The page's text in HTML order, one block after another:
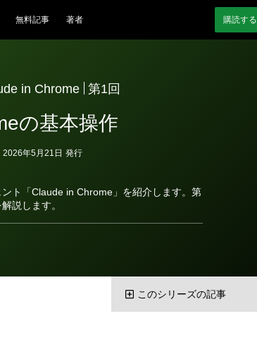
無料記事 著者 購読する
in Chrome 第1回
の基本操作
ト「Claude in Chrome」を紹介します。第
説します。
2026年5月21日 発行
このシリーズの記事